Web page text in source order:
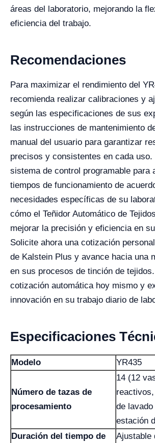
áreas del laboratorio, mejorando la
eficiencia del trabajo.
Recomendaciones
Para maximizar el rendimiento del
recomienda realizar calibraciones y
según las especificaciones de sus
las instrucciones de mantenimiento
manual del usuario para garantizar
precisos y consistentes en cada uso.
sistema de control programable para
tiempos de funcionamiento de
necesidades específicas de su
cómo el Teñidor Automático de
mejorar la precisión y eficiencia en
Solicite ahora una cotización
de Kalstein Plus y avance hacia una
en sus procesos de tinción de
cotización automática hoy mismo y
innovación en su trabajo diario de
Especificaciones
Modelo YR435
Número de tazas de
procesamiento
14 (12
de
estación
Duración del tiempo de
Ajustable